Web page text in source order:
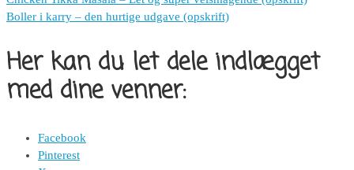
Boller i karry – den hurtige udgave (opskrift)
Her kan du let dele indlægget
med dine venner:
Facebook
Pinterest